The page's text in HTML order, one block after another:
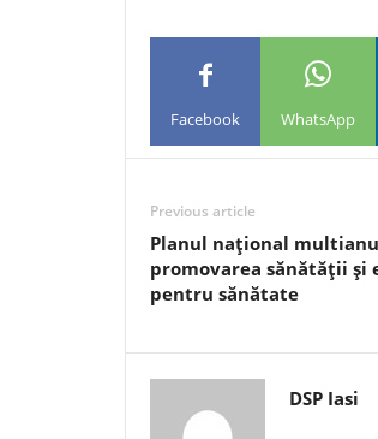
Facebook WhatsApp
Previous article
Planul naţional
promovarea sănătăţii şi
pentru sănătate
DSP Iasi